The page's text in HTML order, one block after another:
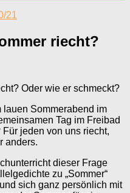
21
riecht?
Oder wie er schmeckt?
lauen Sommerabend im
Tag im Freibad
jeden von uns riecht,
anders.
dieser Frage
zu „Sommer“
sich ganz persönlich mit